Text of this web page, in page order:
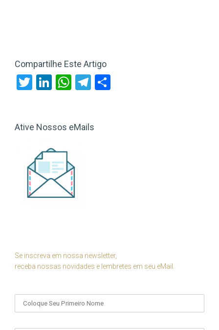
Compartilhe Este Artigo
Twitter
LinkedIn
WhatsApp
Telegram
Ative Nossos eMails
Se inscreva em nossa newsletter,
receba nossas novidades e lembretes em seu eMail.